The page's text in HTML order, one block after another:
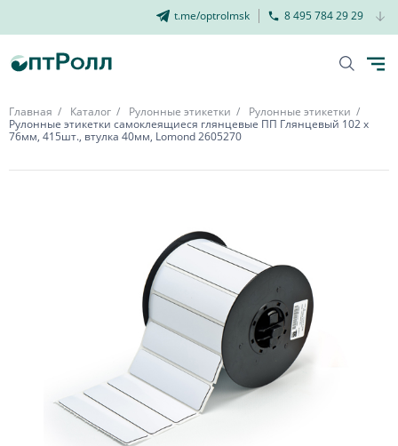
t.me/optrolmsk 8 495 784 29 29
Главная Каталог Рулонные этикетки
Рулонные этикетки
Рулонные этикетки самоклеящиеся глянцевые ПП Глянцевый 102 х
76мм, 415шт., втулка 40мм, Lomond 2605270